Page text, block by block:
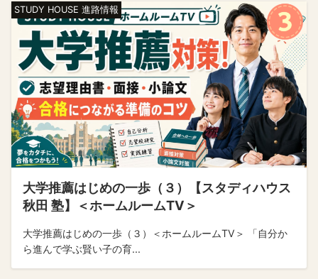
STUDY HOUSE 進路情報
大学推薦はじめの一歩（３）【スタディハウス
秋田 塾】＜ホームルームTV＞
大学推薦はじめの一歩（３）＜ホームルームTV＞ 「自分か
ら進んで学ぶ賢い子の育...